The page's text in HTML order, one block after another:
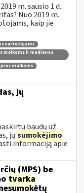
m. sausio 1 d.
Nuo 2019 m.
kaip jie
vartotojams
ir medienos
proc malkoms
jų
baudų už
jų sumokėjimo
informaciją apie
(MPS) be
tvarka